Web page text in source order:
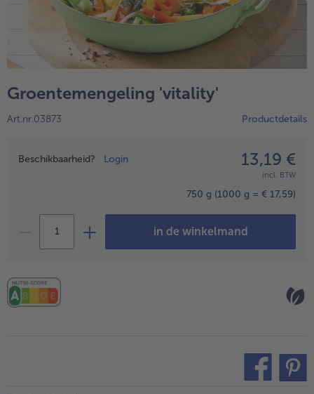
High Protein
Groentemengeling 'vitality'
Art.nr.03873 Productdetails
Prijsopgave
Beschikbaarheid? Login 13,19 €
incl. BTW
750 g (1000 g = € 17,59)
in de winkelmand